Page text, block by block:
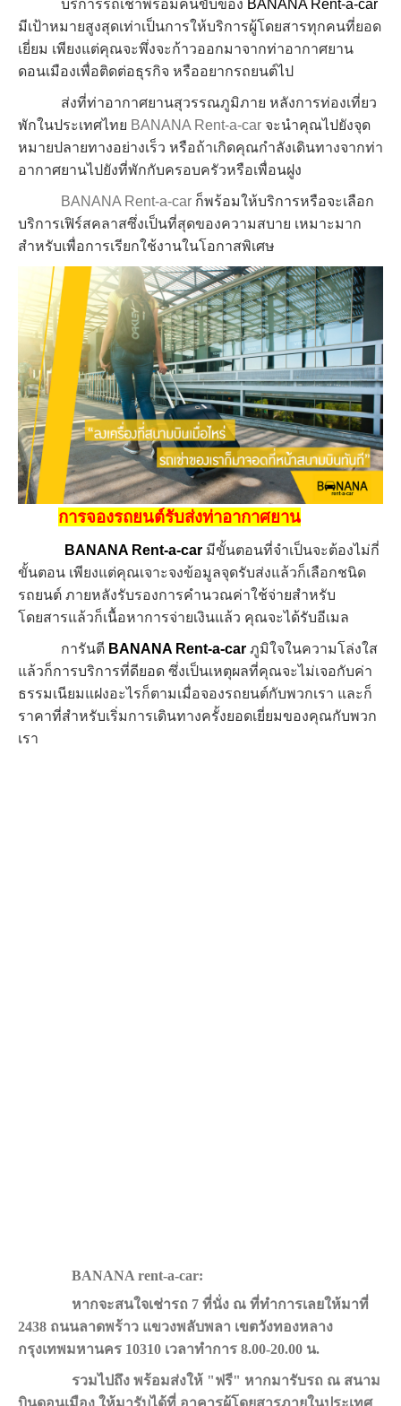
บริการรถเช่าพร้อมคนขับของ BANANA Rent-a-car
มีเป้าหมายสูงสุดเท่าเป็นการให้บริการผู้โดยสารทุกคนที่ยอด
เยี่ยม เพียงแต่คุณจะพึ่งจะก้าวออกมาจากท่าอากาศยาน
ดอนเมืองเพื่อติดต่อธุรกิจ หรืออยากรถยนต์ไป
ส่งที่ท่าอากาศยานสุวรรณภูมิภาย หลังการท่องเที่ยว
พักในประเทศไทย BANANA Rent-a-car จะนำคุณไปยังจุด
หมายปลายทางอย่างเร็ว หรือถ้าเกิดคุณกำลังเดินทางจากท่า
อากาศยานไปยังที่พักกับครอบครัวหรือเพื่อนฝูง
BANANA Rent-a-car ก็พร้อมให้บริการหรือจะเลือก
บริการเฟิร์สคลาสซึ่งเป็นที่สุดของความสบาย เหมาะมาก
สำหรับเพื่อการเรียกใช้งานในโอกาสพิเศษ
การจองรถยนต์รับส่งท่าอากาศยาน
BANANA Rent-a-car มีขั้นตอนที่จำเป็นจะต้องไม่กี่
ขั้นตอน เพียงแต่คุณเจาะจงข้อมูลจุดรับส่งแล้วก็เลือกชนิด
รถยนต์ ภายหลังรับรองการคำนวณค่าใช้จ่ายสำหรับ
โดยสารแล้วก็เนื้อหาการจ่ายเงินแล้ว คุณจะได้รับอีเมล
การันตี BANANA Rent-a-car ภูมิใจในความโล่งใส
แล้วก็การบริการที่ดียอด ซึ่งเป็นเหตุผลที่คุณจะไม่เจอกับค่า
ธรรมเนียมแฝงอะไรก็ตามเมื่อจองรถยนต์กับพวกเรา และก็
ราคาที่สำหรับเริ่มการเดินทางครั้งยอดเยี่ยมของคุณกับพวก
เรา
BANANA rent-a-car:
หากจะสนใจเช่ารถ 7 ที่นั่ง ณ ที่ทำการเลยให้มาที่
2438 ถนนลาดพร้าว แขวงพลับพลา เขตวังทองหลาง
กรุงเทพมหานคร 10310 เวลาทำการ 8.00-20.00 น.
รวมไปถึง พร้อมส่งให้ "ฟรี" หากมารับรถ ณ สนาม